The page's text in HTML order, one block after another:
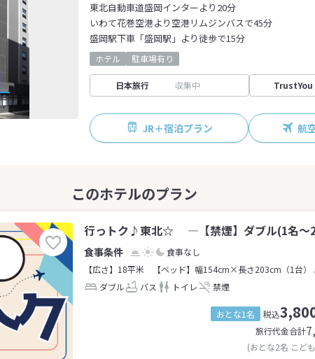
東北自動車道盛岡インターより20分
いわて花巻空港より空港リムジンバスで45分
盛岡駅下車「盛岡駅」より徒歩で15分
ホテル 駐車場有り
日本旅行 収集中 TrustYou
JR＋宿泊プラン 航
行っトク♪東北☆ ―【禁煙】ダブル(1名～
食事なし
【広さ】18平米
【ベッド】幅154cm×長さ203cm（1台）
ダブル
バス トイレ 禁煙
おとな1名 税込
旅行代金合計
(おとな2名 こど